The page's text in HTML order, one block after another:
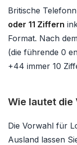
Britische
oder 11 Ziffern
Format. Nach
(die führende 0
+44 immer 10
Wie lautet die
Die Vorwahl für
Ausland lassen